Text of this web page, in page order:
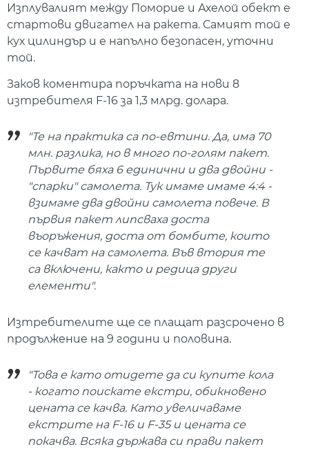
Изплувалият между Поморие и Ахелой обект е
стартови двигател на ракета. Самият той е
кух цилиндър и е напълно безопасен, уточни
той.
Заков коментира поръчката на нови 8
изтребителя F-16 за 1,3 млрд. долара.
"Те на практика са по-евтини. Да, има 70
млн. разлика, но в много по-голям пакет.
Първите бяха 6 единични и два двойни -
"спарки" самолета. Тук имаме имаме 4:4 -
взимаме два двойни самолета повече. В
първия пакет липсваха доста
въоръжения, доста от бомбите, които
се качват на самолета. Във втория те
са включени, както и редица други
елементи".
Изтребителите ще се плащат разсрочено в
продължение на 9 години и половина.
"Това е като отидете да си купите кола
- когато поискате екстри, обикновено
цената се качва. Като увеличаваме
екстрите на F-16 и F-35 и цената се
покачва. Всяка държава си прави пакет